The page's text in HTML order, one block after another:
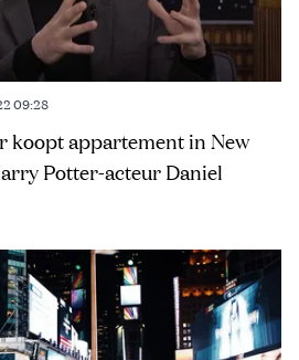
09:28
koopt appartement in New
Potter-acteur Daniel